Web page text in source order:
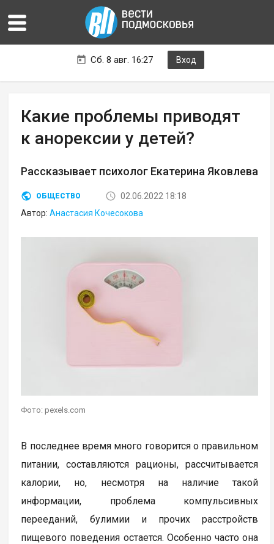
Сб. 8 авг. 16:27 Вход
Какие проблемы приводят
к анорексии у детей?
Рассказывает психолог Екатерина Яковлева
ОБЩЕСТВО
02.06.2022 18:18
Автор:Анастасия Кочесокова
Фото: pexels.com
В последнее время много говорится о правильном
питании, составляются рационы, рассчитывается
калории, но, несмотря на наличие такой
информации, проблема компульсивных
перееданий, булимии и прочих расстройств
пищевого поведения остается. Особенно часто она